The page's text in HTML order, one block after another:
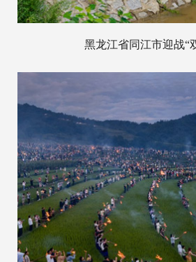
黑龙江省同江市迎战“